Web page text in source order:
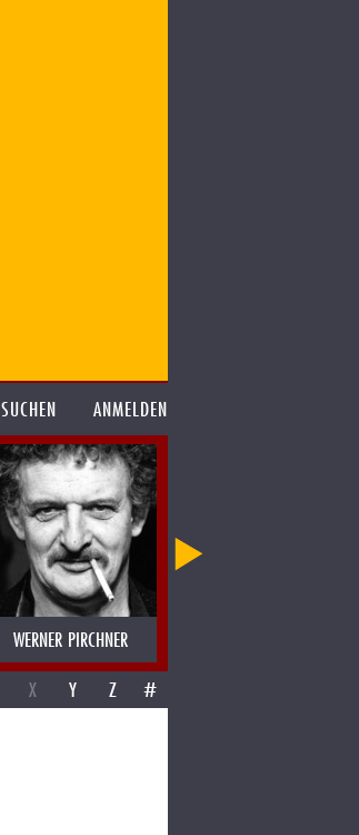
SUCHEN ANMELDEN
WERNER PIRCHNER
X Y Z #